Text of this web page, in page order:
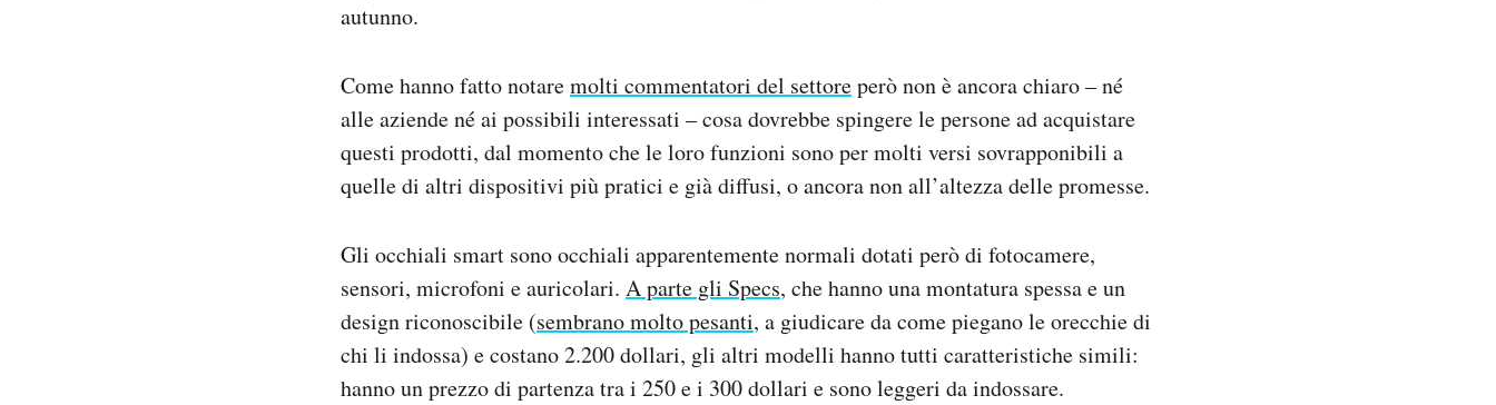
autunno.
Come hanno fatto notaremolti commentatori del settoreperò non è ancora chiaro – né
alle aziende né ai possibili interessati – cosa dovrebbe spingere le persone ad acquistare
questi prodotti, dal momento che le loro funzioni sono per molti versi sovrapponibili a
quelle di altri dispositivi più pratici e già diffusi, o ancora non all’altezza delle promesse.
Gli occhiali smart sono occhiali apparentemente normali dotati però di fotocamere,
sensori, microfoni e auricolari. A parte gli Specs, che hanno una montatura spessa e un
design riconoscibile (sembrano molto pesanti, a giudicare da come piegano le orecchie di
chi li indossa) e costano 2.200 dollari, gli altri modelli hanno tutti caratteristiche simili:
hanno un prezzo di partenza tra i 250 e i 300 dollari e sono leggeri da indossare.